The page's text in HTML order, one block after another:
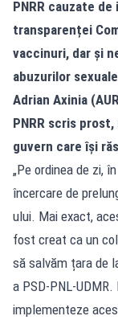
PNRR cauzate
transparenței
vaccinuri, dar și
abuzurilor
Adrian Axinia
PNRR scris
guvern care își
„Pe ordinea de zi,
încercare de
ului. Mai exact,
fost creat ca un
să salvăm țara de
a PSD-PNL-
implementeze